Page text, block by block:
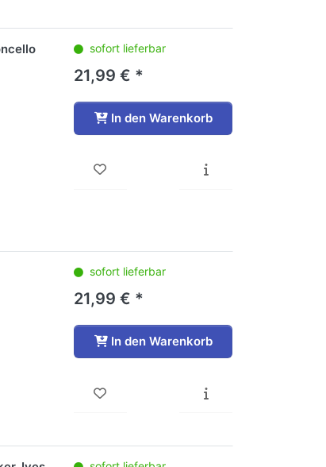
sofort lieferbar
21,99 € *
In den Warenkorb
sofort lieferbar
21,99 € *
In den Warenkorb